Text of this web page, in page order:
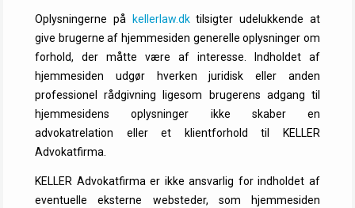
Oplysningerne på kellerlaw.dktilsigter udelukkende at
give brugerne af hjemmesiden generelle oplysninger om
forhold, der måtte være af interesse. Indholdet af
hjemmesiden udgør hverken juridisk eller anden
professionel rådgivning ligesom brugerens adgang til
hjemmesidens oplysninger ikke skaber en
advokatrelation eller et klientforhold til KELLER
Advokatfirma.
KELLER Advokatfirma er ikke ansvarlig for indholdet af
eventuelle eksterne websteder, som hjemmesiden